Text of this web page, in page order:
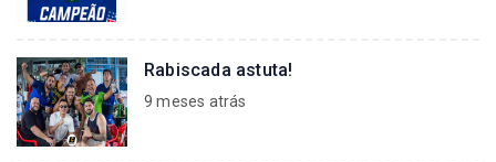
Rabiscada astuta!
9 meses atrás